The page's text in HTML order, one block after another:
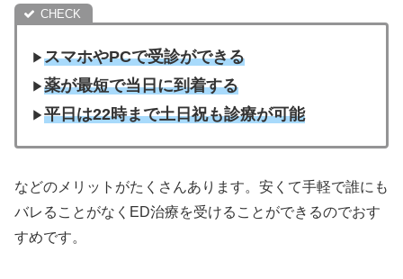
▶︎スマホやPCで受診ができる
▶︎薬が最短で当日に到着する
▶︎平日は22時まで土日祝も診療が可能
などのメリットがたくさんあります。安くて手軽で誰にも
バレることがなくED治療を受けることができるのでおす
すめです。